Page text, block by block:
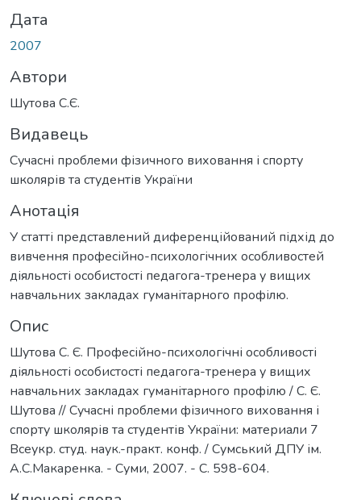
Дата
2007
Автори
Шутова С.Є.
Видавець
Сучасні проблеми фізичного виховання і спорту
школярів та студентів України
Анотація
У статті представлений диференційований підхід до
вивчення професійно-психологічних особливостей
діяльності особистості педагога-тренера у вищих
навчальних закладах гуманітарного профілю.
Опис
Шутова С. Є. Професійно-психологічні особливості
діяльності особистості педагога-тренера у вищих
навчальних закладах гуманітарного профілю / С. Є.
Шутова // Сучасні проблеми фізичного виховання і
спорту школярів та студентів України: материали 7
Всеукр. студ. наук.-практ. конф. / Сумський ДПУ ім.
А.С.Макаренка. - Суми, 2007. - С. 598-604.